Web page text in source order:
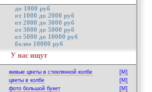
до 1000 руб
от 1000 до 2000 руб
от 2000 до 3000 руб
от 3000 до 5000 руб
от 5000 до 10000 руб
более 10000 руб
У нас ищут
живые цветы в стеклянной колбе
[M]
цветы в колбе
[M]
фото большой букет
[M]